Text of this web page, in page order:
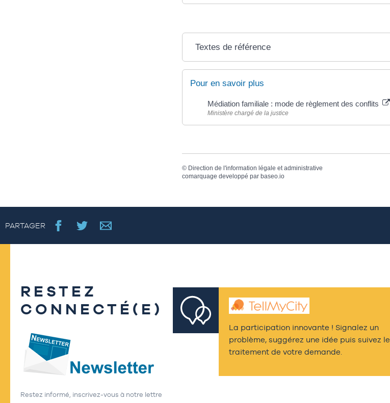
Textes de référence
Pour en savoir plus
Médiation familiale : mode de règlement des conflits
Ministère chargé de la justice
© Direction de l'information légale et administrative
comarquage developpé par baseo.io
PARTAGER
RESTEZ
CONNECTÉ(E)
Restez informé, inscrivez-vous à notre lettre
La participation innovante ! Signalez un
problème, suggérez une idée puis suivez le
traitement de votre demande.